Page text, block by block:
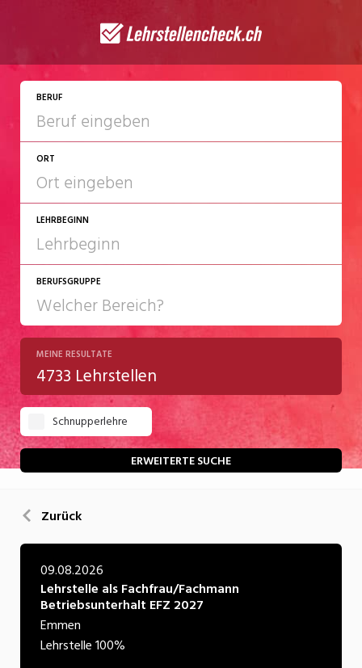
BERUF
ORT
LEHRBEGINN
2027
2028
BERUFSGRUPPE
Chemie/Pharma
Gastgewerbe
Gesundheit/Pflege/Soziales
Handwerk/Technik
Kultur
Natur
Verkehr/Logistik
Wirtschaft/Verwaltung
MEINE RESULTATE
4733 Lehrstellen
Schnupperlehre
ERWEITERTE SUCHE
Zurück
09.08.2026
Lehrstelle als Fachfrau/Fachmann
Betriebsunterhalt EFZ 2027
Emmen
Lehrstelle100%